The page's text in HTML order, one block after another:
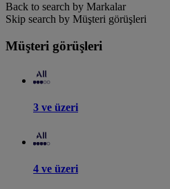
Back to search by Markalar
Skip search by Müşteri görüşleri
Müşteri görüşleri
3 ve üzeri
4 ve üzeri